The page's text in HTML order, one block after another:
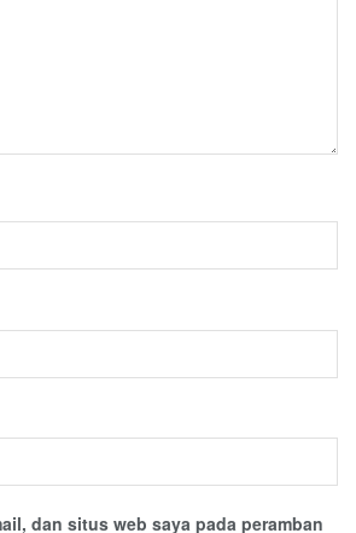
dan situs web saya pada peramban